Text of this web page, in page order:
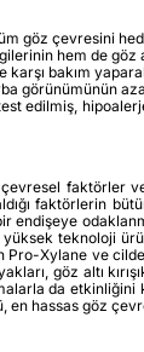
göz çevresini
hem de göz
karşı bakım
görünümünün
edilmiş,
faktörler
faktörlerin
yüksek
Xylane ve
göz altı
da etkinliğini
hassas göz